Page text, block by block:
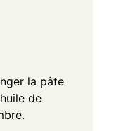
la pâte
de